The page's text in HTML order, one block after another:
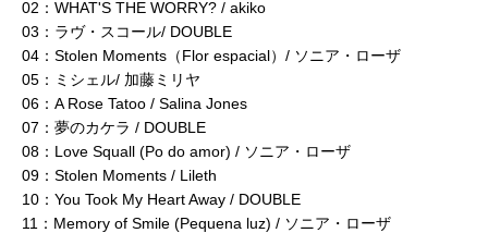
02：WHAT'S THE WORRY? / akiko
03：ラヴ・スコール/ DOUBLE
04：Stolen Moments（Flor espacial）/ ソニア・ローザ
05：ミシェル/ 加藤ミリヤ
06：A Rose Tatoo / Salina Jones
07：夢のカケラ / DOUBLE
08：Love Squall (Po do amor) / ソニア・ローザ
09：Stolen Moments / Lileth
10：You Took My Heart Away / DOUBLE
11：Memory of Smile (Pequena luz) / ソニア・ローザ